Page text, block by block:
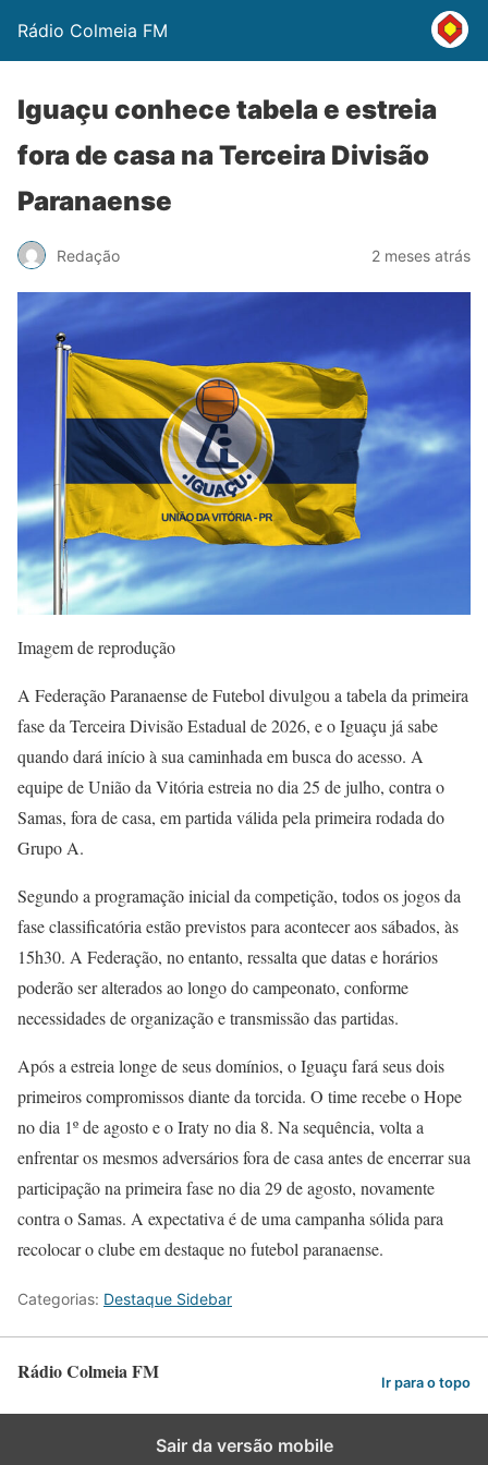
Rádio Colmeia FM
Iguaçu conhece tabela e estreia
fora de casa na Terceira Divisão
Paranaense
Redação 2 meses atrás
Imagem de reprodução
A Federação Paranaense de Futebol divulgou a tabela da primeira
fase da Terceira Divisão Estadual de 2026, e o Iguaçu já sabe
quando dará início à sua caminhada em busca do acesso. A
equipe de União da Vitória estreia no dia 25 de julho, contra o
Samas, fora de casa, em partida válida pela primeira rodada do
Grupo A.
Segundo a programação inicial da competição, todos os jogos da
fase classificatória estão previstos para acontecer aos sábados, às
15h30. A Federação, no entanto, ressalta que datas e horários
poderão ser alterados ao longo do campeonato, conforme
necessidades de organização e transmissão das partidas.
Após a estreia longe de seus domínios, o Iguaçu fará seus dois
primeiros compromissos diante da torcida. O time recebe o Hope
no dia 1º de agosto e o Iraty no dia 8. Na sequência, volta a
enfrentar os mesmos adversários fora de casa antes de encerrar sua
participação na primeira fase no dia 29 de agosto, novamente
contra o Samas. A expectativa é de uma campanha sólida para
recolocar o clube em destaque no futebol paranaense.
Categorias: Destaque Sidebar
Rádio Colmeia FM Ir para o topo
Sair da versão mobile